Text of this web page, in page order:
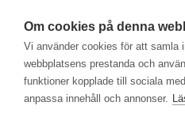
Dataskydd och
Länkbiblioteket
Om cookies på denna
Vi använder cookies för att samla
webbplatsens prestanda och
funktioner kopplade till sociala
anpassa innehåll och annonser.